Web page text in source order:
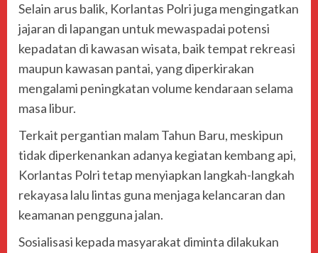
Selain arus balik, Korlantas Polri juga mengingatkan
jajaran di lapangan untuk mewaspadai potensi
kepadatan di kawasan wisata, baik tempat rekreasi
maupun kawasan pantai, yang diperkirakan
mengalami peningkatan volume kendaraan selama
masa libur.
Terkait pergantian malam Tahun Baru, meskipun
tidak diperkenankan adanya kegiatan kembang api,
Korlantas Polri tetap menyiapkan langkah-langkah
rekayasa lalu lintas guna menjaga kelancaran dan
keamanan pengguna jalan.
Sosialisasi kepada masyarakat diminta dilakukan